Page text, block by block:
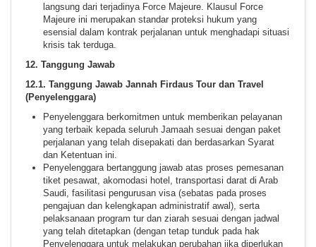
langsung dari terjadinya Force Majeure. Klausul Force
Majeure ini merupakan standar proteksi hukum yang
esensial dalam kontrak perjalanan untuk menghadapi situasi
krisis tak terduga.
12. Tanggung Jawab
12.1. Tanggung Jawab Jannah Firdaus Tour dan Travel
(Penyelenggara)
Penyelenggara berkomitmen untuk memberikan pelayanan
yang terbaik kepada seluruh Jamaah sesuai dengan paket
perjalanan yang telah disepakati dan berdasarkan Syarat
dan Ketentuan ini.
Penyelenggara bertanggung jawab atas proses pemesanan
tiket pesawat, akomodasi hotel, transportasi darat di Arab
Saudi, fasilitasi pengurusan visa (sebatas pada proses
pengajuan dan kelengkapan administratif awal), serta
pelaksanaan program tur dan ziarah sesuai dengan jadwal
yang telah ditetapkan (dengan tetap tunduk pada hak
Penyelenggara untuk melakukan perubahan jika diperlukan